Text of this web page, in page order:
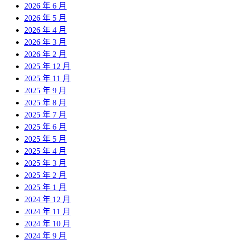
2026 年 6 月
2026 年 5 月
2026 年 4 月
2026 年 3 月
2026 年 2 月
2025 年 12 月
2025 年 11 月
2025 年 9 月
2025 年 8 月
2025 年 7 月
2025 年 6 月
2025 年 5 月
2025 年 4 月
2025 年 3 月
2025 年 2 月
2025 年 1 月
2024 年 12 月
2024 年 11 月
2024 年 10 月
2024 年 9 月